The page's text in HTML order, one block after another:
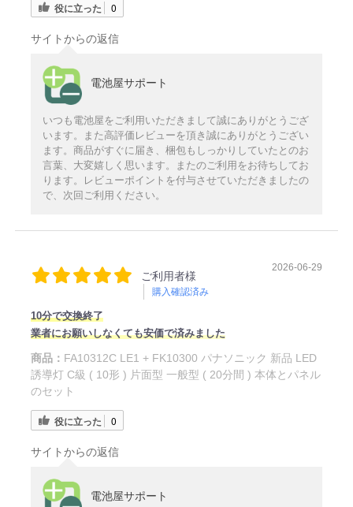
役に立った 0
サイトからの返信
電池屋サポート
いつも電池屋をご利用いただきまして誠にありがとうござ
います。また高評価レビューを頂き誠にありがとうござい
ます。商品がすぐに届き、梱包もしっかりしていたとのお
言葉、大変嬉しく思います。またのご利用をお待ちしてお
ります。レビューポイントを付与させていただきましたの
で、次回ご利用ください。
ご利用者様
購入確認済み
2026-06-29
10分で交換終了
業者にお願いしなくても安価で済みました
商品： FA10312C LE1 + FK10300 パナソニック 新品 LED
誘導灯 C級 ( 10形 ) 片面型 一般型 ( 20分間 ) 本体とパネル
のセット
役に立った 0
サイトからの返信
電池屋サポート